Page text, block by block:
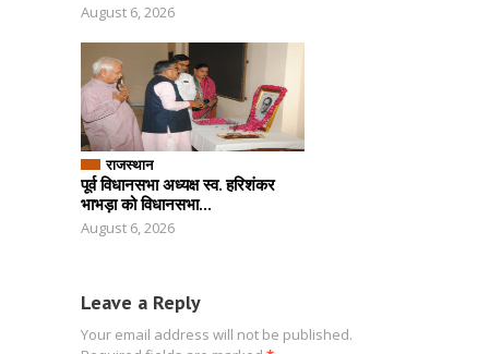
August 6, 2026
राजस्थान
पूर्व विधानसभा अध्यक्ष स्व. हरिशंकर
भाभड़ा को विधानसभा...
August 6, 2026
Leave a Reply
Your email address will not be published.